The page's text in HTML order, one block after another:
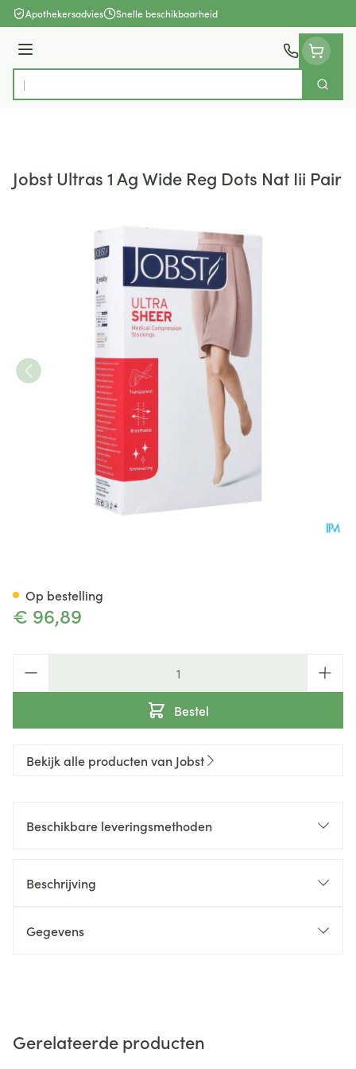
Ga naar de inhoud
Apothekersadvies Snelle beschikbaarheid
Menu
Product, merk, categorie...
Zoek
Jobst Ultras 1 Ag Wide Reg Dots Nat Iii Pair
€ 96,89
Bestel
Op bestelling
Bekijk alle producten van Jobst
Beschikbare leveringsmethoden
Beschrijving
Gegevens
Gerelateerde producten